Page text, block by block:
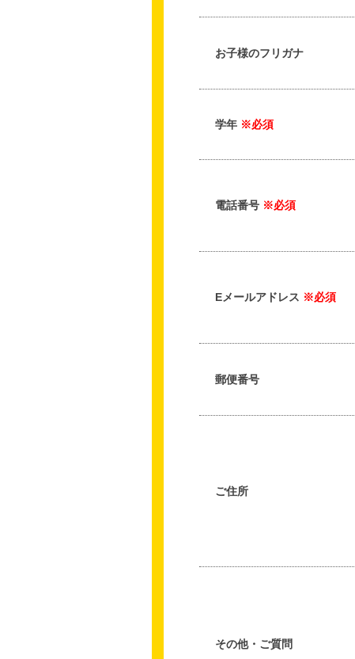
お子様のフリガナ
学年 ※必須
電話番号 ※必須
Eメールアドレス ※必須
郵便番号
ご住所
その他・ご質問